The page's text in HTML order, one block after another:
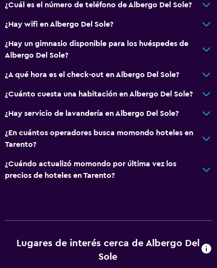
¿Cuál es el número de teléfono de Albergo Del Sole?
¿Hay wifi en Albergo Del Sole?
¿Hay un gimnasio disponible para los huéspedes de
Albergo Del Sole?
¿A qué hora es el check-out en Albergo Del Sole?
¿Cuánto cuesta una habitación en Albergo Del Sole?
¿Hay servicio de lavandería en Albergo Del Sole?
¿En cuántos operadores busca momondo hoteles en
Tarento?
¿Cuándo actualizó momondo por última vez los
precios de hoteles en Tarento?
Lugares de interés cerca de Albergo Del
Sole